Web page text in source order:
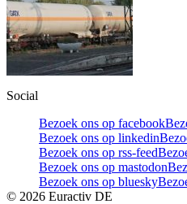
Social
Bezoek ons op facebook
Bezoek ons op linkedin
Bezoek ons op rss-feed
Bezoek ons op mastodon
Bezoek ons op bluesky
© 2026 Euractiv DE